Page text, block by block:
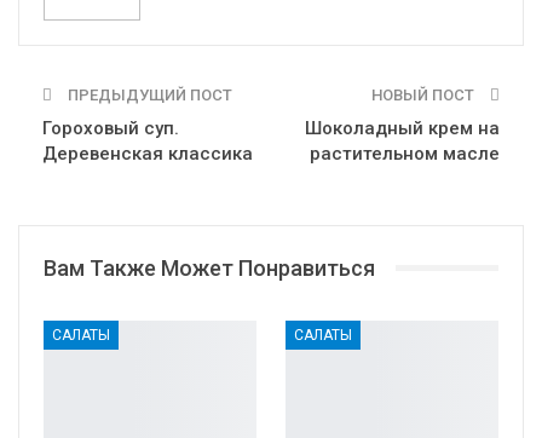
ПРЕДЫДУЩИЙ ПОСТ
Гороховый суп.
Деревенская классика
НОВЫЙ ПОСТ
Шоколадный крем на
растительном масле
Вам Также Может Понравиться
САЛАТЫ САЛАТЫ